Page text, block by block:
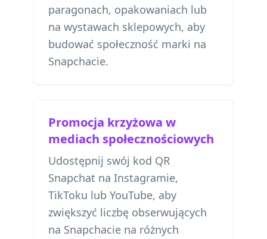
paragonach, opakowaniach lub
na wystawach sklepowych, aby
budować społeczność marki na
Snapchacie.
Promocja krzyżowa w
mediach społecznościowych
Udostępnij swój kod QR
Snapchat na Instagramie,
TikToku lub YouTube, aby
zwiększyć liczbę obserwujących
na Snapchacie na różnych